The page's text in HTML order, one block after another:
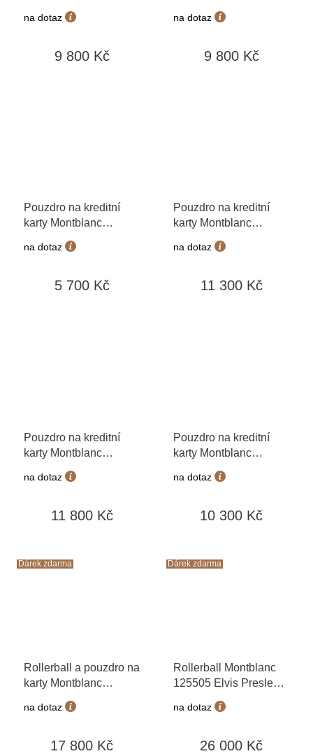
Extreme 199426
na dotaz
9 800 Kč
Extreme 199427
na dotaz
9 800 Kč
Pouzdro na kreditní
karty Montblanc
Meisterstück 130049
na dotaz
5 700 Kč
Pouzdro na kreditní
karty Montblanc
Meisterstück 199317
na dotaz
11 300 Kč
Pouzdro na kreditní
karty Montblanc
Meisterstück 199322
na dotaz
11 800 Kč
Pouzdro na kreditní
karty Montblanc
Sartorial 199380
na dotaz
10 300 Kč
Dárek zdarma
Rollerball a pouzdro na
karty Montblanc
+ možnost
výměny do 90 dní +
hodnotě 500Kč
na dotaz
17 800 Kč
Dárek zdarma
Rollerball Montblanc
125505 Elvis Presley+
možnost výměny do 90
dní + dárkový poukaz v
na dotaz
26 000 Kč